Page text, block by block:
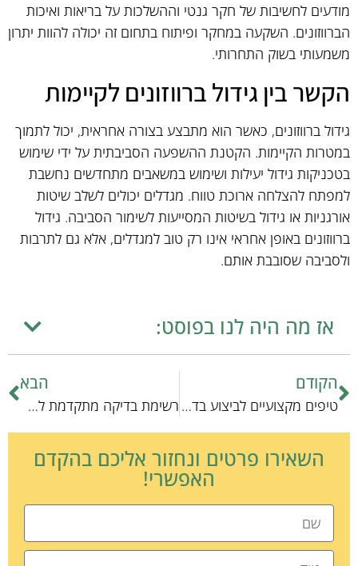
מודעים לחשיבות של חקר גנטי וההשלכות על בריאות ואיכות
הברווזונים. השקעה במחקר ופיתוח בתחום זה יכולה להוות יתרון
משמעותי בשוק התחרותי.
הקשר בין גידול ברווזונים לקיימות
גידול ברווזונים, כאשר הוא מתבצע בצורה אחראית, יכול לתמוך
במטרות הקיימות. הקטנת ההשפעה הסביבתית על ידי שימוש
בטכניקות גידול יעילות ושימוש במשאבים מתחדשים נחשבת
למפתח להצלחה ארוכת טווח. מגדלים יכולים לשלב שיטות
אורגניות או גידול בשיטות המסייעות לשימור הסביבה. גידול
ברווזונים באופן אחראי אינו רק טוב למגדלים, אלא גם לתרבות
ולסביבה שסובבת אותם.
אז מה היה לנו בפוסט:
הקודם
טיפים מקצועיים לביצוע בדיקות מים מהירות ויעילות
הבא
רשימת בדיקה מתקדמת לאבחון מחלות דגים: כלים וטכניקות
השאירו פרטים ונחזור אליכם בהקדם
האפשרי!